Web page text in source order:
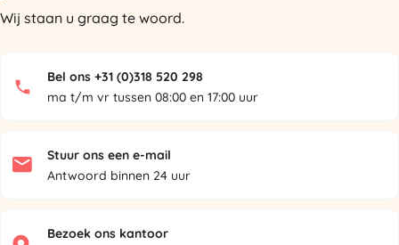
Wij staan u graag te woord.
Bel ons +31 (0)318 520 298
ma t/m vr tussen 08:00 en 17:00 uur
Stuur ons een e-mail
Antwoord binnen 24 uur
Bezoek ons kantoor